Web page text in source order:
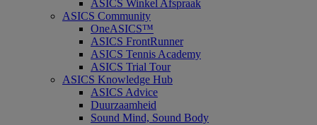
ASICS Winkel Afspraak
ASICS Community
OneASICS™
ASICS FrontRunner
ASICS Tennis Academy
ASICS Trial Tour
ASICS Knowledge Hub
ASICS Advice
Duurzaamheid
Sound Mind, Sound Body